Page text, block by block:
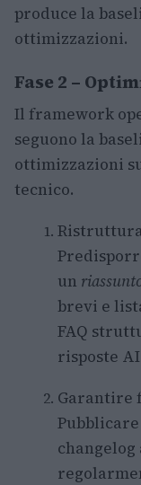
produce la
ottimizzazioni.
Fase 2 –
Il framework
seguono la
ottimizzazioni
tecnico.
un
brevi e
FAQ
risposte
Garantire